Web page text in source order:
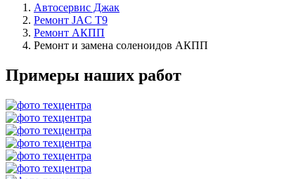
Автосервис Джак
Ремонт JAC T9
Ремонт АКПП
Ремонт и замена соленоидов АКПП
Примеры наших работ